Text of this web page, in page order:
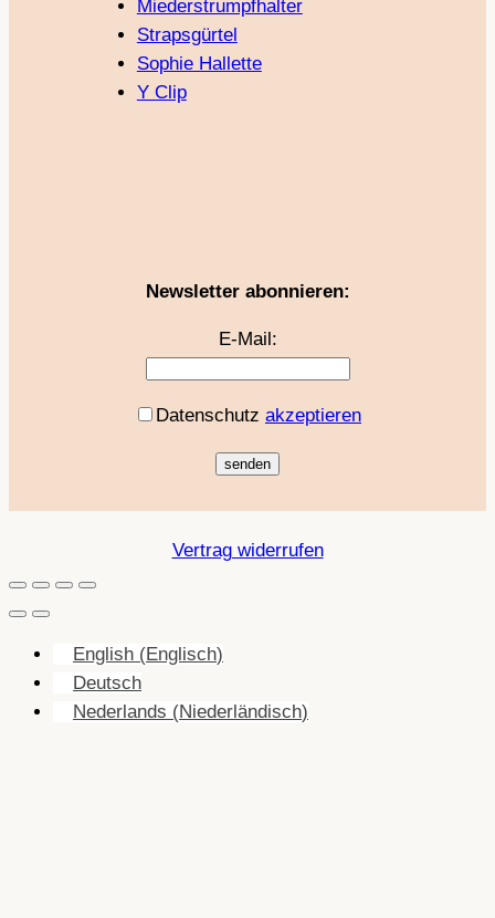
Miederstrumpfhalter
Strapsgürtel
Sophie Hallette
Y Clip
Newsletter abonnieren:
E-Mail:
Datenschutz akzeptieren
Vertrag widerrufen
English (Englisch)
Deutsch
Nederlands (Niederländisch)